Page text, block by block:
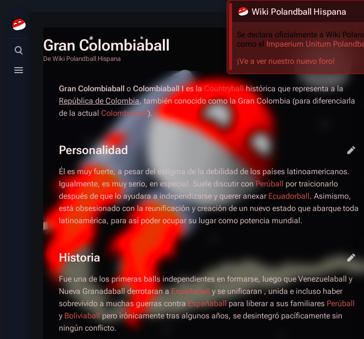
Búsqueda alternativa
Menú alternativo
Wiki Polandball Hispana
Se declara oficialmente a Wiki
como el Impaerium Unitum
¡Ve a ver nuestro nuevo foro!
Gran Colombiaball
De Wiki Polandball Hispana
Gran Colombiaball o Colombiaball Ies la Countryballhistórica que representa a la
República de Colombia, también conocido como la Gran Colombia (para diferenciarla
de la actual Colombiaball).
Personalidad
Él es muy fuerte, a pesar del estigma de la debilidad de los países latinoamericanos.
Igualmente, es muy serio, en especial. Suele discutir conPerúball por traicionarlo
después de que lo ayudara a independizarse y querer anexar Ecuadorball. Asimismo,
está obsesionado con la reunificación y creación de un nuevo estado que abarque toda
latinoamérica, para así poder ocupar su lugar como potencia mundial.
Historia
Fue una de los primeras balls independientes en formarse, luego que Venezuelaball y
Nueva Granadaball derrotaran aEspañaball y se unificaran , unida e incluso haber
sobrevivido a muchas guerras contra Españaballpara liberar a sus familiares Perúball
y Boliviaball pero irónicamente tras algunos años, se desintegró pacíficamente sin
ningún conflicto.